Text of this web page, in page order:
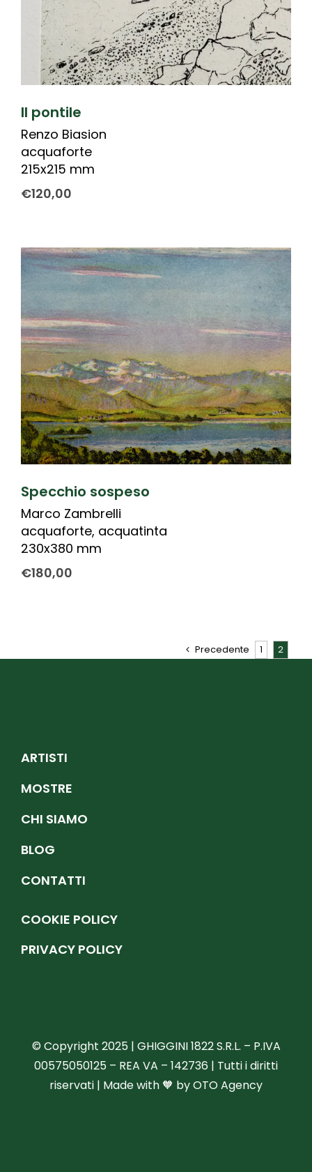
Il pontile
Renzo Biasion
acquaforte
215x215 mm
€120,00
Specchio sospeso
Marco Zambrelli
acquaforte, acquatinta
230x380 mm
€180,00
Precedente 1 2
ARTISTI
MOSTRE
CHI SIAMO
BLOG
CONTATTI
COOKIE POLICY
PRIVACY POLICY
© Copyright 2025 | GHIGGINI 1822 S.R.L. – P.IVA
00575050125 – REA VA – 142736 | Tutti i diritti
riservati | Made with 🧡 byOTO Agency